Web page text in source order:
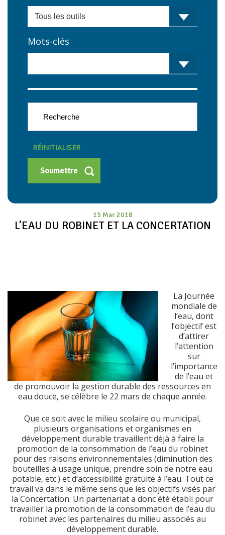
Mots-clés
RÉINITIALISER
15 Mar 2018
L’EAU DU ROBINET ET LA CONCERTATION
La Journée
mondiale de
l’eau, dont
l’objectif est
d’attirer
l’attention
sur
l’importance
de l’eau et
de promouvoir la gestion durable des ressources en
eau douce, se célèbre le 22 mars de chaque année.
Que ce soit avec le milieu scolaire ou municipal,
plusieurs organisations et organismes en
développement durable travaillent déjà à faire la
promotion de la consommation de l’eau du robinet
pour des raisons environnementales (diminution des
bouteilles à usage unique, prendre soin de notre eau
potable, etc.) et d’accessibilité gratuite à l’eau. Tout ce
travail va dans le même sens que les objectifs visés par
la Concertation. Un partenariat a donc été établi pour
travailler la promotion de la consommation de l’eau du
robinet avec les partenaires du milieu associés au
développement durable.